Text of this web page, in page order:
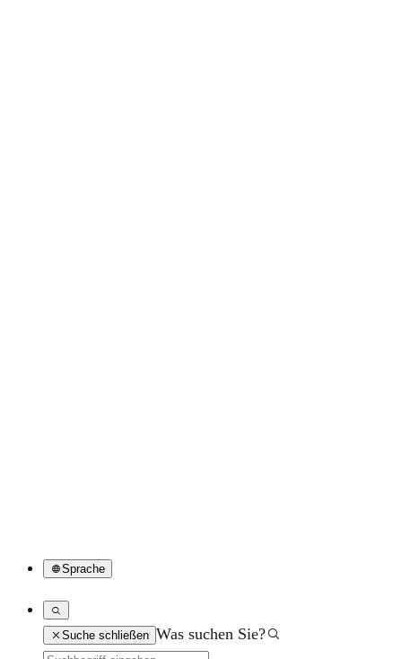
Sprache
Suche schließen Was suchen Sie?